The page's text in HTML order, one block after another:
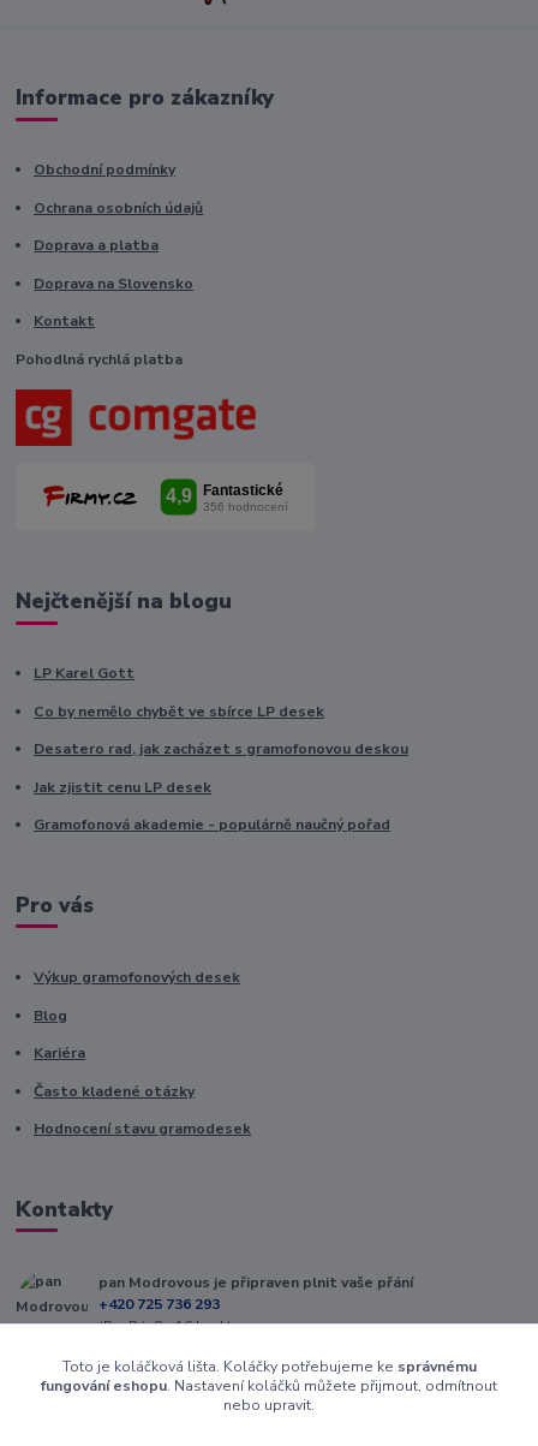
Informace pro zákazníky
Obchodní podmínky
Ochrana osobních údajů
Doprava a platba
Doprava na Slovensko
Kontakt
Pohodlná rychlá platba
Nejčtenější na blogu
LP Karel Gott
Co by nemělo chybět ve sbírce LP desek
Desatero rad, jak zacházet s gramofonovou deskou
Jak zjistit cenu LP desek
Gramofonová akademie - populárně naučný pořad
Pro vás
Výkup gramofonových desek
Blog
Kariéra
Často kladené otázky
Hodnocení stavu gramodesek
Kontakty
pan Modrovous je připraven plnit vaše přání
+420 725 736 293
(Po-Pá, 8 - 16 hod.)
info@modrovous.cz
Toto je koláčková lišta. Koláčky potřebujeme ke správnému
fungování eshopu. Nastavení koláčků můžete přijmout, odmítnout
nebo upravit.